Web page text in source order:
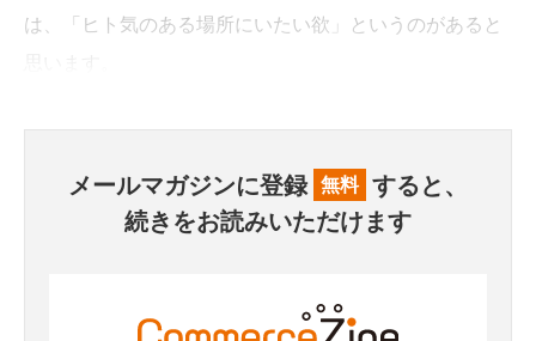
は、「ヒト気のある場所にいたい欲」というのがあると
メールマガジンに登録 無料 すると、
続きをお読みいただけます